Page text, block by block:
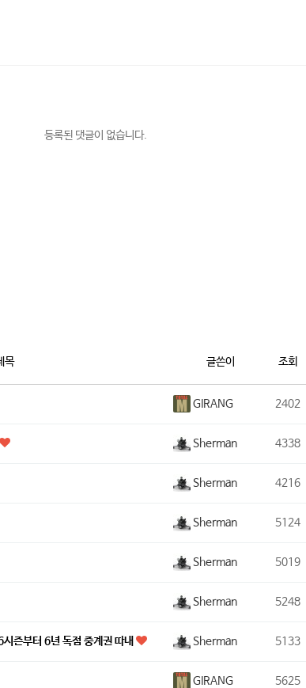
등록된 댓글이 없습니다.
목 글쓴이 조회
GIRANG 2402
Sherman 4338
Sherman 4216
Sherman 5124
Sherman 5019
Sherman 5248
즌부터 6년 독점 중계권 따내 Sherman 5133
GIRANG 5625